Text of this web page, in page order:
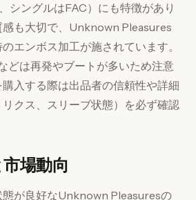
シングルはFAC）にも特徴があり
感も大切で、Unknown Pleasures
エンボス加工が施されています。
どは再発やブートが多いため注意
入する際は出品者の信頼性や詳細
クス、スリーブ状態）を必ず確認
場動向
が良好なUnknown Pleasuresの